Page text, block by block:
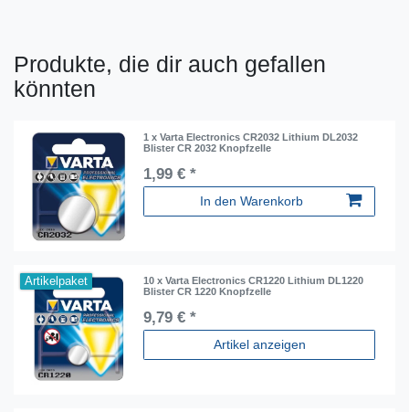
Produkte, die dir auch gefallen
könnten
1 x Varta Electronics CR2032 Lithium DL2032
Blister CR 2032 Knopfzelle
1,99 € *
In den Warenkorb
Artikelpaket
10 x Varta Electronics CR1220 Lithium DL1220
Blister CR 1220 Knopfzelle
9,79 € *
Artikel anzeigen